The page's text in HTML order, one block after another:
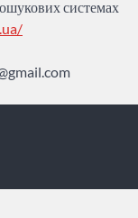
системах